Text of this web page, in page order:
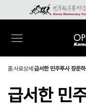
홈사료상세 급서한 민주투사 장준
급서한 민